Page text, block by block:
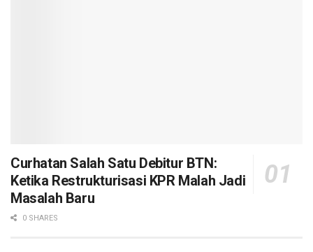
Curhatan Salah Satu Debitur BTN:
Ketika Restrukturisasi KPR Malah Jadi
Masalah Baru
0 SHARES